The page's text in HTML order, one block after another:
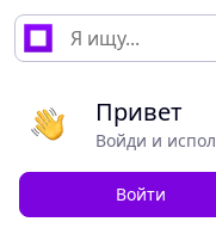
Привет
Войди и
Войти